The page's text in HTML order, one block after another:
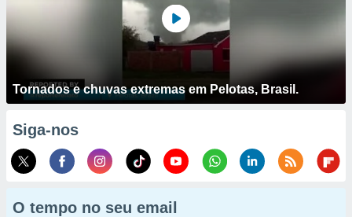
Tornados e chuvas extremas em Pelotas, Brasil.
Siga-nos
O tempo no seu email